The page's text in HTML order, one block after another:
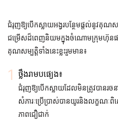
ជំរុញឱ្យបើកស្លាយអង្វរបន្ថែមផ្តល់នូវគុណស
ជម្រើសដ៏ពេញនិយមក្នុងចំណោមក្រុមហ៊ុនផលិ
គុណសម្បត្តិទាំងនេះខ្លះរួមមាន៖
ថ្លឹងរាមបផ្យេង៖
ជំរុញឱ្យបើកស្លាយដែលមិនត្រូវបានរច
សំភារៈប្រើប្រាស់បានយូរនិងលក្ខណៈ
ភាពជឿជាក់